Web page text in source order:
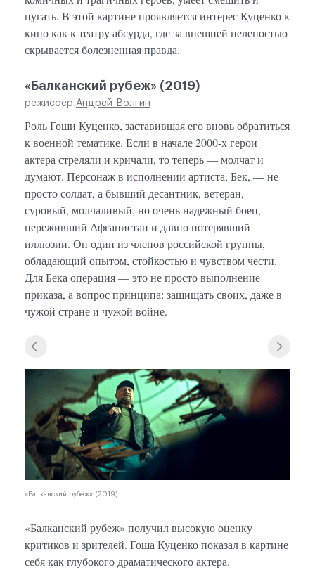
пугать. В этой картине проявляется интерес Куценко к
кино как к театру абсурда, где за внешней нелепостью
скрывается болезненная правда.
«Балканский рубеж» (2019)
режиссер Андрей Волгин
Роль Гоши Куценко, заставившая его вновь обратиться
к военной тематике. Если в начале 2000-х герои
актера стреляли и кричали, то теперь — молчат и
думают. Персонаж в исполнении артиста, Бек, — не
просто солдат, а бывший десантник, ветеран,
суровый, молчаливый, но очень надежный боец,
переживший Афганистан и давно потерявший
иллюзии. Он один из членов российской группы,
обладающий опытом, стойкостью и чувством чести.
Для Бека операция — это не просто выполнение
приказа, а вопрос принципа: защищать своих, даже в
чужой стране и чужой войне.
«Балканский рубеж» (2019)
«Балканский рубеж» получил высокую оценку
критиков и зрителей. Гоша Куценко показал в картине
себя как глубокого драматического актера.